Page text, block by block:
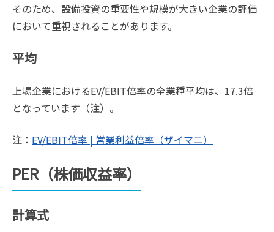
そのため、設備投資の重要性や規模が大きい企業の評価
において重視されることがあります。
平均
上場企業におけるEV/EBIT倍率の全業種平均は、17.3倍
となっています（注）。
注： EV/EBIT倍率 | 営業利益倍率（ザイマニ）
PER（株価収益率）
計算式